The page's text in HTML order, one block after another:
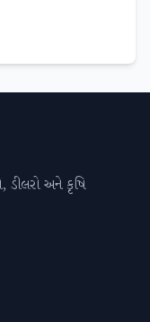
ડીલરો અને કૃષિ